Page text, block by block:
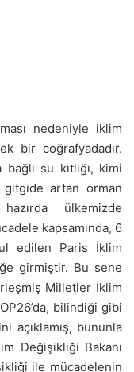
nedeniyle iklim
bir coğrafyadadır.
bağlı su kıtlığı, kimi
artan orman
ülkemizde
kapsamında, 6
edilen Paris İklim
girmiştir. Bu sene
Milletler İklim
bilindiği gibi
açıklamış, bununla
Değişikliği Bakanı
ile mücadelenin